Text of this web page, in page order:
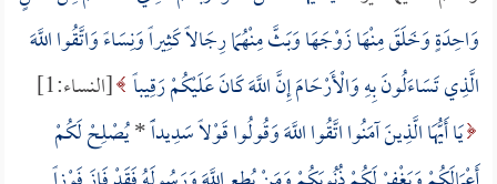
وَاحِدَةٍ وَخَلَقَ مِنْهَا زَوْجَهَا وَبَثَّ مِنْهُمَا رِجَالاً كَثِيراً وَنِسَاءً وَاتَّقُوا اللَّهَ
الَّذِي تَسَاءَلُونَ بِهِ وَالْأَرْحَامَ إِنَّ اللَّهَ كَانَ عَلَيْكُمْ رَقِيباً [النساء:1]
يَا أَيُّهَا الَّذِينَ آمَنُوا اتَّقُوا اللَّهَ وَقُولُوا قَوْلاً سَدِيداًً*يُصْلِحْ لَكُمْ